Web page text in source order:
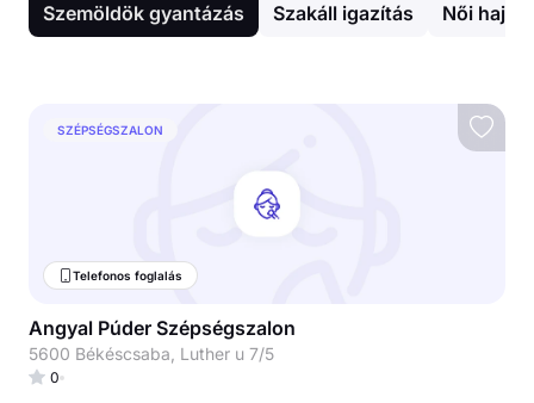
Szemöldök gyantázás Szakáll igazítás Női
SZÉPSÉGSZALON
Telefonos foglalás
Angyal Púder Szépségszalon
5600 Békéscsaba, Luther u 7/5
0